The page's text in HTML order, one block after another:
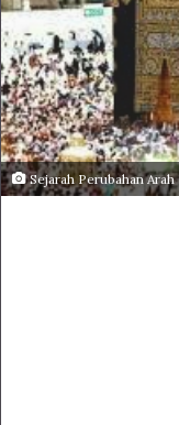
Sejarah Perubahan